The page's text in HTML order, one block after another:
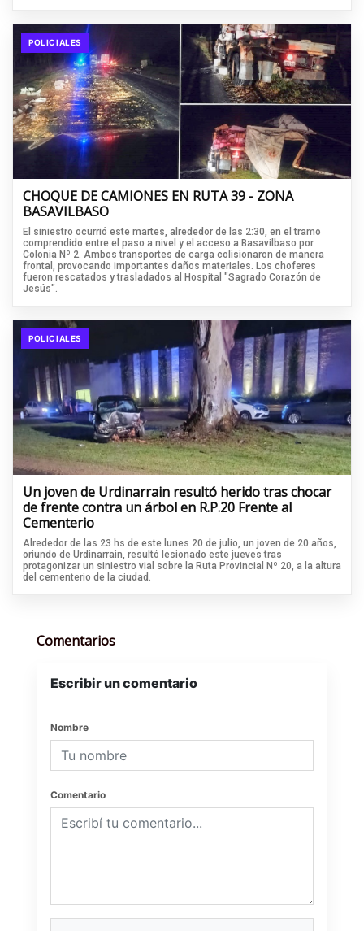
POLICIALES
CHOQUE DE CAMIONES EN RUTA 39 - ZONA
BASAVILBASO
El siniestro ocurrió este martes, alrededor de las 2:30, en el tramo
comprendido entre el paso a nivel y el acceso a Basavilbaso por
Colonia Nº 2. Ambos transportes de carga colisionaron de manera
frontal, provocando importantes daños materiales. Los choferes
fueron rescatados y trasladados al Hospital "Sagrado Corazón de
Jesús".
POLICIALES
Un joven de Urdinarrain resultó herido tras chocar
de frente contra un árbol en R.P.20 Frente al
Cementerio
Alrededor de las 23 hs de este lunes 20 de julio, un joven de 20 años,
oriundo de Urdinarrain, resultó lesionado este jueves tras
protagonizar un siniestro vial sobre la Ruta Provincial Nº 20, a la altura
del cementerio de la ciudad.
Comentarios
Escribir un comentario
Nombre
Comentario